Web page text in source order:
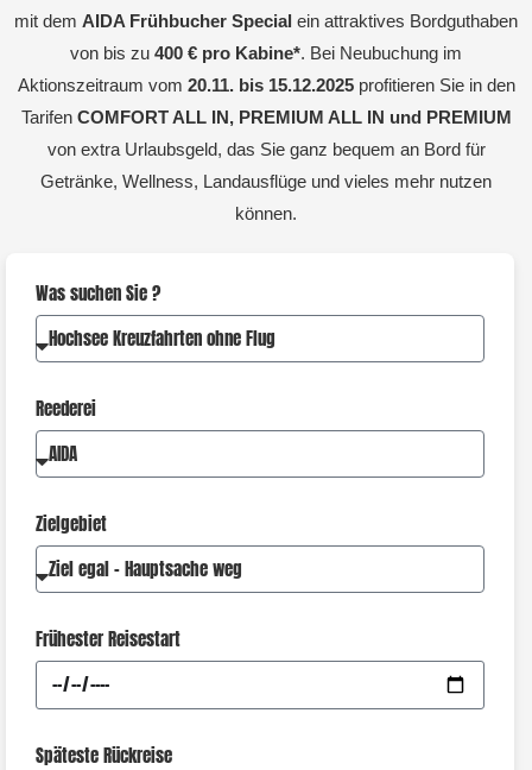
mit dem AIDA Frühbucher Special ein attraktives Bordguthaben
von bis zu 400 € pro Kabine*. Bei Neubuchung im
Aktionszeitraum vom 20.11. bis 15.12.2025profitieren Sie in den
Tarifen COMFORT ALL IN, PREMIUM ALL IN und PREMIUM
von extra Urlaubsgeld, das Sie ganz bequem an Bord für
Getränke, Wellness, Landausflüge und vieles mehr nutzen
können.
Was suchen Sie ?
Reederei
Zielgebiet
Frühester Reisestart
Späteste Rückreise